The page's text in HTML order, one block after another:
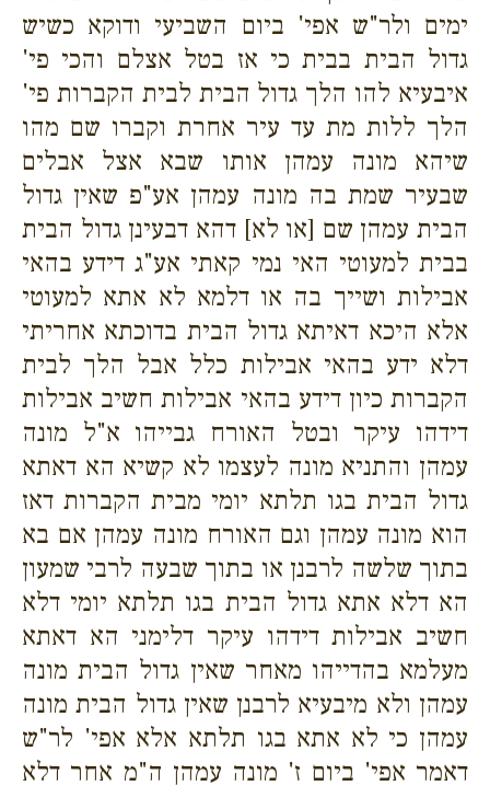
ימים ולר"ש אפי' ביום השביעי ודוקא כשיש
גדול הבית בבית כי אז בטל אצלם והכי פי'
איבעיא להו הלך גדול הבית לבית הקברות פי'
הלך ללות מת עד עיר אחרת וקברו שם מהו
שיהא מונה עמהן אותו שבא אצל אבלים
שבעיר שמת בה מונה עמהן אע"פ שאין גדול
הבית עמהן שם [או לא] דהא דבעינן גדול הבית
בבית למעוטי האי נמי קאתי אע"ג דידע בהאי
אבילות ושייך בה או דלמא לא אתא למעוטי
אלא היכא דאיתא גדול הבית בדוכתא אחריתי
דלא ידע בהאי אבילות כלל אבל הלך לבית
הקברות כיון דידע בהאי אבילות חשיב אבילות
דידהו עיקר ובטל האורח גבייהו א"ל מונה
עמהן והתניא מונה לעצמו לא קשיא הא דאתא
גדול הבית בגו תלתא יומי מבית הקברות דאז
הוא מונה עמהן וגם האורח מונה עמהן אם בא
בתוך שלשה לרבנן או בתוך שבעה לרבי שמעון
הא דלא אתא גדול הבית בגו תלתא יומי דלא
חשיב אבילות דידהו עיקר דלימני הא דאתא
מעלמא בהדייהו מאחר שאין גדול הבית מונה
עמהן ולא מיבעיא לרבנן שאין גדול הבית מונה
עמהן כי לא אתא בגו תלתא אלא אפי' לר"ש
דאמר אפי' ביום ז' מונה עמהן ה"מ אחר דלא